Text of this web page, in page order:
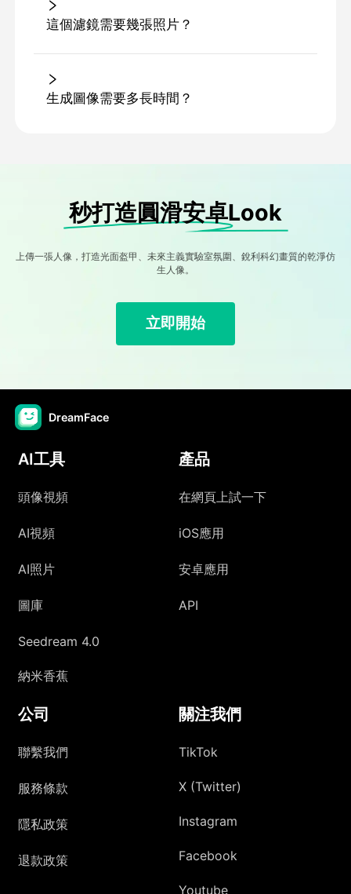
這個濾鏡需要幾張照片？
生成圖像需要多長時間？
秒打造圓滑安卓Look
上傳一張人像，打造光面盔甲、未來主義實驗室氛圍、銳利科幻畫質的乾淨仿
生人像。
立即開始
DreamFace
AI工具
頭像視頻
AI視頻
AI照片
圖庫
Seedream 4.0
納米香蕉
產品
在網頁上試一下
iOS應用
安卓應用
API
公司
聯繫我們
服務條款
隱私政策
退款政策
關注我們
TikTok
X (Twitter)
Instagram
Facebook
Youtube